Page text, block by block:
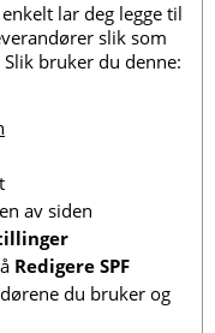
lar deg legge til
slik som
bruker du denne:
av siden
Redigere SPF
du bruker og